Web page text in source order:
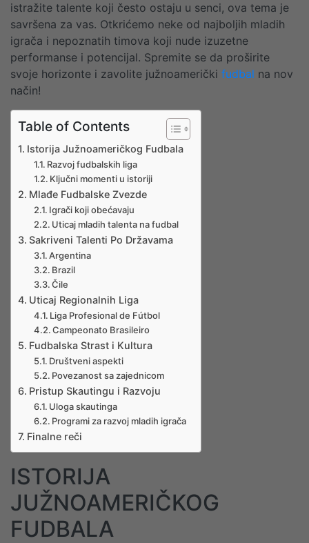
istražite talente koji često ostaju u senci, ova tema je
savršena za vas. Otkrićemo neke od najboljih mladih
igrača i nepoznatih timova koji nude izuzetne
performanse i potencijal. Spremite se da proširite
svoje horizonte i zavolite južnoamerički fudbal na nov
način!
Table of Contents
Istorija Južnoameričkog Fudbala
Razvoj fudbalskih liga
Ključni momenti u istoriji
Mlađe Fudbalske Zvezde
Igrači koji obećavaju
Uticaj mladih talenta na fudbal
Sakriveni Talenti Po Državama
Argentina
Brazil
Čile
Uticaj Regionalnih Liga
Liga Profesional de Fútbol
Campeonato Brasileiro
Fudbalska Strast i Kultura
Društveni aspekti
Povezanost sa zajednicom
Pristup Skautingu i Razvoju
Uloga skautinga
Programi za razvoj mladih igrača
Finalne reči
ISTORIJA
JUŽNOAMERIČKOG
FUDBALA